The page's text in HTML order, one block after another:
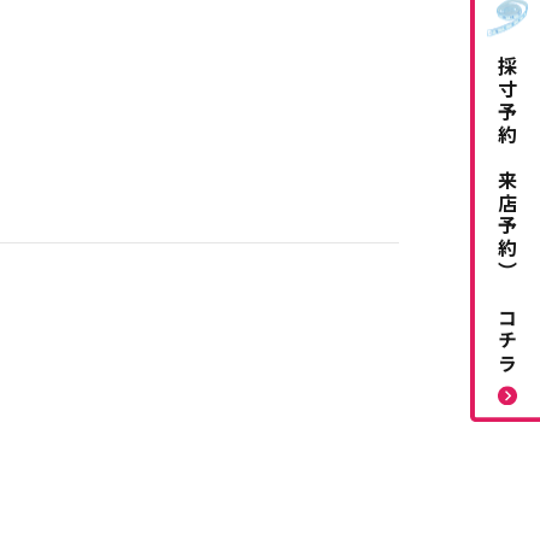
採寸予約（来店予約）はコチラ